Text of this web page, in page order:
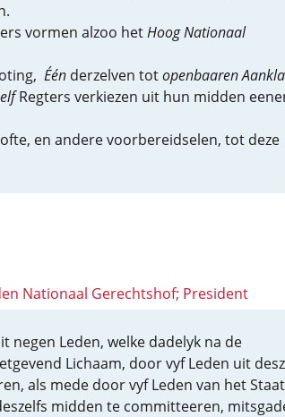
vormen alzoo hetHoog Nationaal
Éénderzelven totopenbaaren
elfRegters verkiezen uit hun midden
en andere voorbereidselen, tot deze
Nationaal Gerechtshof; President
negen Leden, welke dadelyk na de
Lichaam, door vyf Leden uit
als mede door vyf Leden van het
midden te committeeren,